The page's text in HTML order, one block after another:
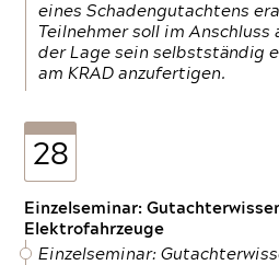
eines Schadengutachtens
Teilnehmer soll im
der Lage sein selbstständig
am KRAD anzufertigen.
28
Einzelseminar:
Elektrofahrzeuge
Einzelseminar: